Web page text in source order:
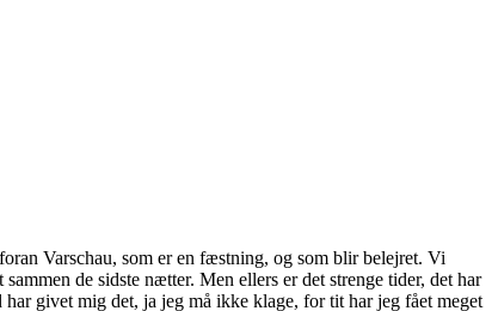
Varschau, som er en fæstning, og som blir belejret. Vi
de sidste nætter. Men ellers er det strenge tider, det har
givet mig det, ja jeg må ikke klage, for tit har jeg fået meget